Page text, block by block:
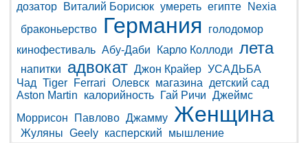
дозатор Виталий Борисюк умереть египте
Nexia
браконьерство
Германия
голодомор
кинофестиваль Абу-Даби Карло Коллоди лета
напитки адвокат Джон Крайер УСАДЬБА
Чад Tiger Ferrari Олевск магазина
детский сад
Aston Martin
калорийность Гай Ричи Джеймс
Моррисон
Павлово Джамму Женщина
Жуляны Geely касперский мышление